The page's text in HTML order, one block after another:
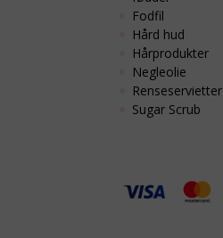
Fodfil
Hård hud
Hårprodukter
Negleolie
Renseservietter
Sugar Scrub